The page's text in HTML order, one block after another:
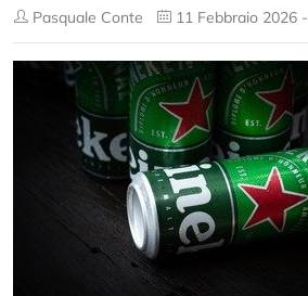
Pasquale Conte 11 Febbraio 2026